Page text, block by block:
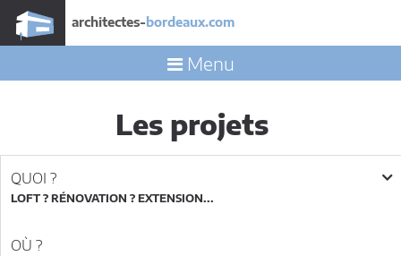
architectes- bordeaux.com
Menu
Les projets
QUOI ?
LOFT ? RÉNOVATION ? EXTENSION...
OÙ ?